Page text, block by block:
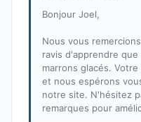
Bonjour Joel,
Nous vous
ravis d'apprendre
marrons glacés.
et nous espérons
notre site. N'hésitez
remarques pour